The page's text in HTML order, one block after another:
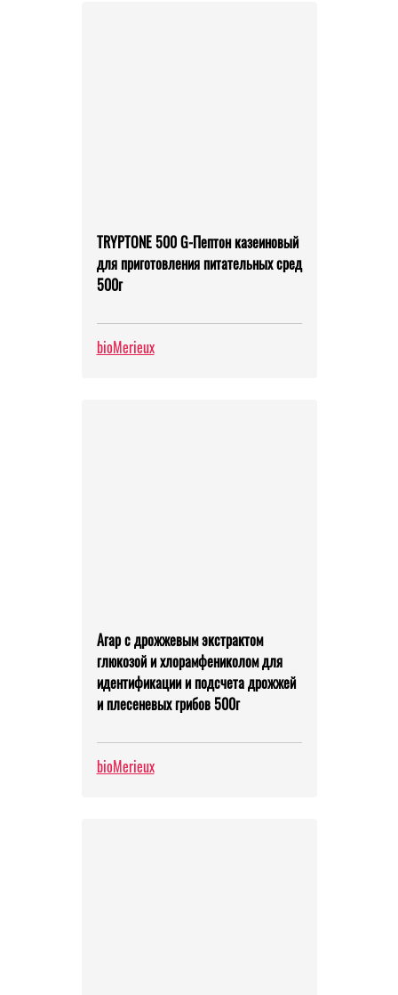
TRYPTONE 500 G-Пептон казеиновый
для приготовления питательных сред
500г
bioMerieux
Агар с дрожжевым экстрактом
глюкозой и хлорамфениколом для
идентификации и подсчета дрожжей
и плесеневых грибов 500г
bioMerieux